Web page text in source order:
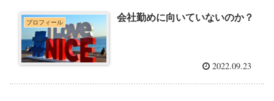
プロフィール 会社勤めに向いていないのか？
2022.09.23